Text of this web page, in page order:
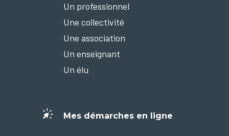
Un professionnel
Une collectivité
Une association
Un enseignant
Un élu
Mes démarches en ligne